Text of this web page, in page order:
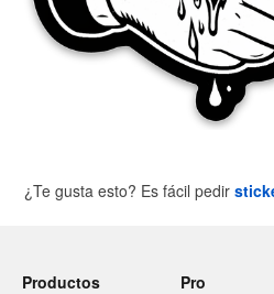
¿Te gusta esto? Es fácil pedir
Productos
Pro